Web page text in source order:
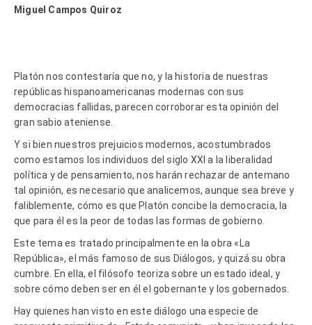
Miguel Campos Quiroz
Platón nos contestaría que no, y la historia de nuestras
repúblicas hispanoamericanas modernas con sus
democracias fallidas, parecen corroborar esta opinión del
gran sabio ateniense.
Y si bien nuestros prejuicios modernos, acostumbrados
como estamos los individuos del siglo XXI a la liberalidad
política y de pensamiento, nos harán rechazar de antemano
tal opinión, es necesario que analicemos, aunque sea breve y
faliblemente, cómo es que Platón concibe la democracia, la
que para él es la peor de todas las formas de gobierno.
Este tema es tratado principalmente en la obra «La
República», el más famoso de sus Diálogos, y quizá su obra
cumbre. En ella, el filósofo teoriza sobre un estado ideal, y
sobre cómo deben ser en él el gobernante y los gobernados.
Hay quienes han visto en este diálogo una especie de